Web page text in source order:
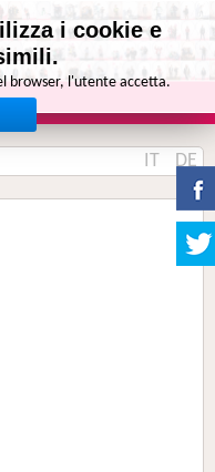
IT DE
i cookie e
browser, l'utente accetta.